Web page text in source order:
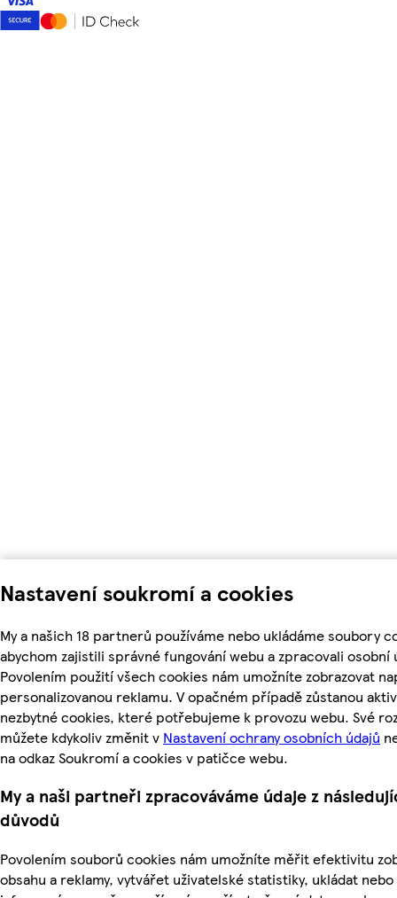
Nastavení soukromí a cookies
My a našich 18 partnerů používáme nebo ukládáme soubory
abychom zajistili správné fungování webu a zpracovali osobní
Povolením použití všech cookies nám umožníte zobrazovat
personalizovanou reklamu. V opačném případě zůstanou
nezbytné cookies, které potřebujeme k provozu webu. Své
můžete kdykoliv změnit v Nastavení ochrany osobních údajů
na odkaz Soukromí a cookies v patičce webu.
My a naši partneři zpracováváme údaje z
důvodů
Povolením souborů cookies nám umožníte měřit efektivitu
obsahu a reklamy, vytvářet uživatelské statistiky, ukládat